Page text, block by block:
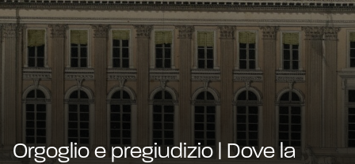
Orgoglio e pregiudizio | Dove la